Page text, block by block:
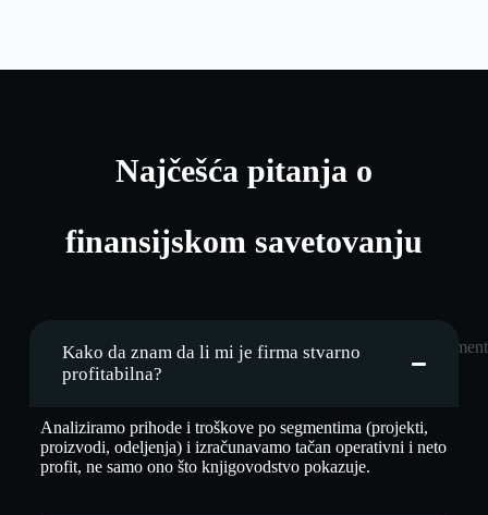
Najčešća pitanja o
finansijskom savetovanju
Kako da znam da li mi je firma stvarno
profitabilna?
Analiziramo prihode i troškove po segmentima (projekti,
proizvodi, odeljenja) i izračunavamo tačan operativni i neto
profit, ne samo ono što knjigovodstvo pokazuje.